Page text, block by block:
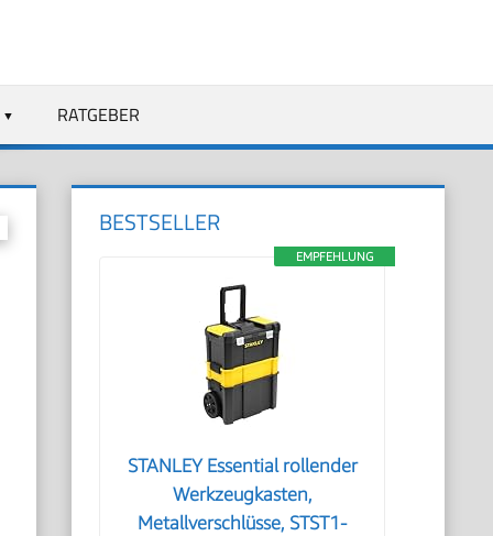
RATGEBER
BESTSELLER
EMPFEHLUNG
STANLEY Essential rollender
Werkzeugkasten,
Metallverschlüsse, STST1-